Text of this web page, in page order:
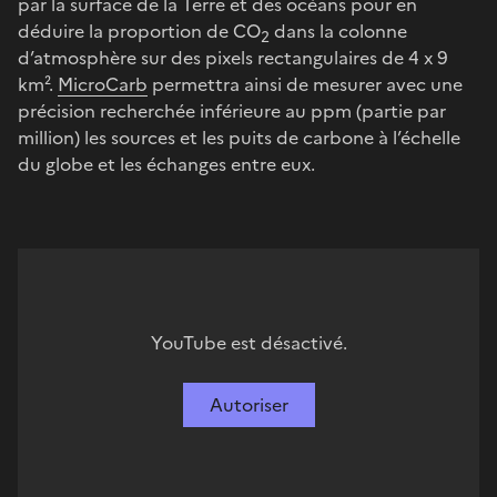
déduire la proportion de CO2 dans la colonne
d’atmosphère sur des pixels rectangulaires de 4 x 9
km². MicroCarb permettra ainsi de mesurer avec une
précision recherchée inférieure au ppm (partie par
million) les sources et les puits de carbone à l’échelle
du globe et les échanges entre eux.
YouTube est désactivé.
Autoriser